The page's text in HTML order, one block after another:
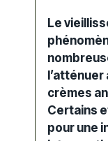
Le
crèmes
Certains
pour une